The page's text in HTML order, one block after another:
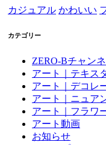
カジュアル かわいい
カテゴリー
ZERO-Bチャン
アート｜テキス
アート｜デコレ
アート｜ニュア
アート｜フラワ
アート動画
お知らせ